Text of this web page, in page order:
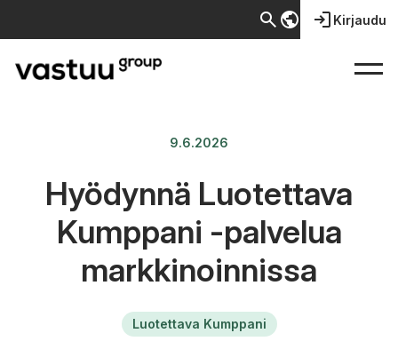
searchpublic login Kirjaudu
9.6.2026
Hyödynnä Luotettava
Kumppani -palvelua
markkinoinnissa
Luotettava Kumppani